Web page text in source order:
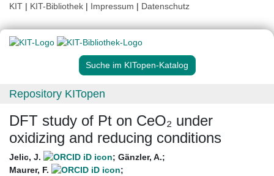
KIT | KIT-Bibliothek | Impressum | Datenschutz
Suche im KITopen-Katalog
Repository KITopen
DFT study of Pt on CeO₂ under
oxidizing and reducing conditions
Jelic, J. ; Gänzler, A.;
Maurer, F.
;